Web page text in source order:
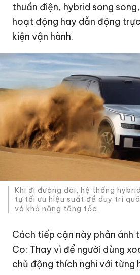
thuần điện, hybrid song
hoạt động hay dẫn động
kiện vận hành.
Khi đi đường dài, hệ thống
tự tối ưu hiệu suất để duy trì
và khả năng tăng tốc.
Cách tiếp cận này phản ánh
Co: Thay vì để người dùng
chủ động thích nghi với từng